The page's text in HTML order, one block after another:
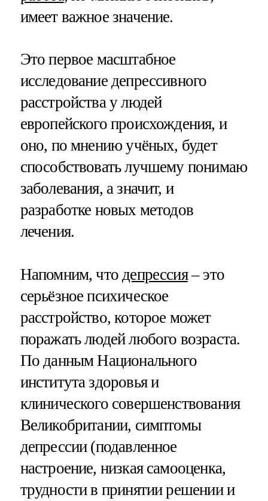
имеет важное значение.
Это первое масштабное
исследование депрессивного
расстройства у людей
европейского происхождения, и
оно, по мнению учёных, будет
способствовать лучшему понимаю
заболевания, а значит, и
разработке новых методов
лечения.
Напомним, что депрессия– это
серьёзное психическое
расстройство, которое может
поражать людей любого возраста.
По данным Национального
института здоровья и
клинического совершенствования
Великобритании, симптомы
депрессии (подавленное
настроение, низкая самооценка,
трудности в принятии решении и